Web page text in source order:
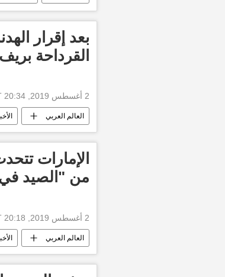
مشاهير موسيقى
بعد إقرار
القرداحة
2 أغسطس 2019, 20:34 GMT
العالم العربي
الإمارات
من "الصيد في
2 أغسطس 2019, 20:18 GMT
العالم العربي
أخبار الإمارات العربية